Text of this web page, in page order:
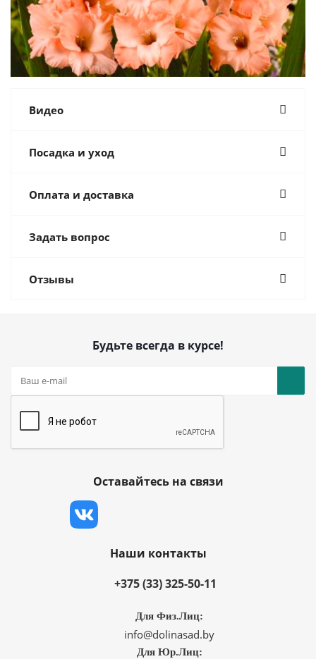
Видео
Посадка и уход
Оплата и доставка
Задать вопрос
Отзывы
Будьте всегда в курсе!
Оставайтесь на связи
Наши контакты
+375 (33) 325-50-11
Для Физ.Лиц:
info@dolinasad.by
Для Юр.Лиц: